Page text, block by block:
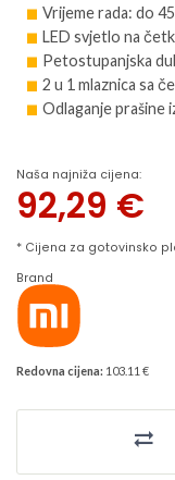
Vrijeme rada: do
LED svjetlo na
Petostupanjska
2 u 1 mlaznica sa
Odlaganje prašine
Naša najniža cijena:
92,29 €
* Cijena za gotovinsko
Brand
Redovna cijena: 103.11 €